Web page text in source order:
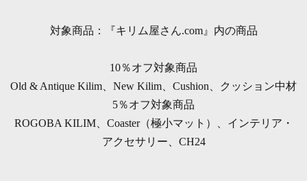
対象商品：『キリム屋さん.com』内の商品
10％オフ対象商品
Old & Antique Kilim、New Kilim、Cushion、クッション中材
5％オフ対象商品
ROGOBA KILIM、Coaster（極小マット）、インテリア・
アクセサリー、CH24